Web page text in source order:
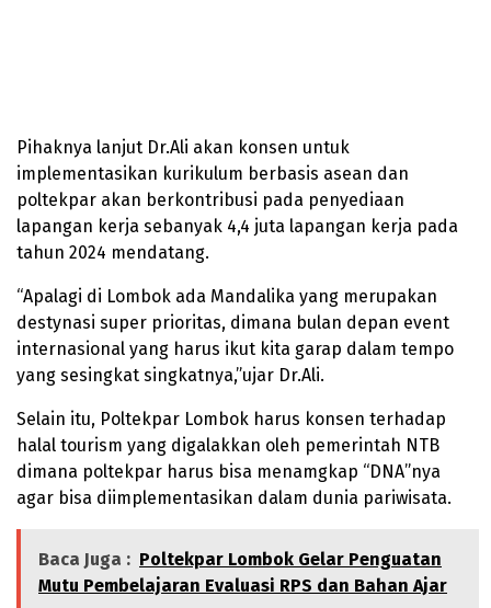
Pihaknya lanjut Dr.Ali akan konsen untuk
implementasikan kurikulum berbasis asean dan
poltekpar akan berkontribusi pada penyediaan
lapangan kerja sebanyak 4,4 juta lapangan kerja pada
tahun 2024 mendatang.
“Apalagi di Lombok ada Mandalika yang merupakan
destynasi super prioritas, dimana bulan depan event
internasional yang harus ikut kita garap dalam tempo
yang sesingkat singkatnya,”ujar Dr.Ali.
Selain itu, Poltekpar Lombok harus konsen terhadap
halal tourism yang digalakkan oleh pemerintah NTB
dimana poltekpar harus bisa menamgkap “DNA”nya
agar bisa diimplementasikan dalam dunia pariwisata.
Baca Juga : Poltekpar Lombok Gelar Penguatan
Mutu Pembelajaran Evaluasi RPS dan Bahan Ajar